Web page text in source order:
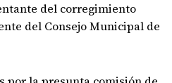
del corregimiento
del Consejo Municipal de